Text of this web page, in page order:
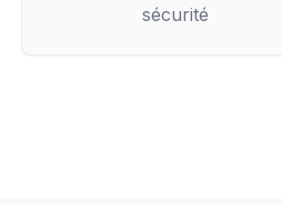
sécurité